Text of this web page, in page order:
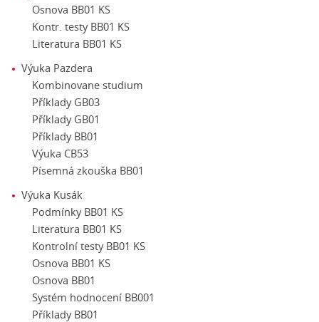
Osnova BB01 KS
Kontr. testy BB01 KS
Literatura BB01 KS
Výuka Pazdera
Kombinovane studium
Příklady GB03
Příklady GB01
Příklady BB01
Výuka CB53
Písemná zkouška BB01
Výuka Kusák
Podmínky BB01 KS
Literatura BB01 KS
Kontrolní testy BB01 KS
Osnova BB01 KS
Osnova BB01
Systém hodnocení BB001
Příklady BB01